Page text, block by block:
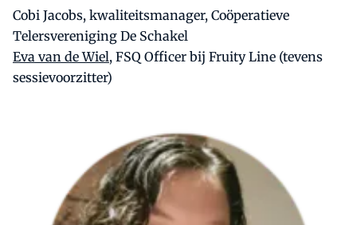
Cobi Jacobs, kwaliteitsmanager, Coöperatieve
Telersvereniging De Schakel
Eva van de Wiel, FSQ Officer bij Fruity Line (tevens
sessievoorzitter)